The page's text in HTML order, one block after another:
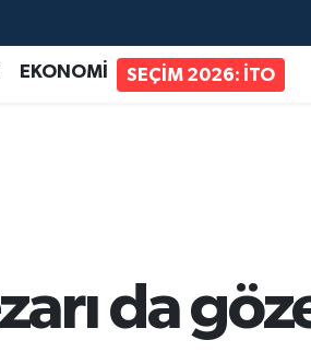
EKONOMİ SEÇİM 2026: İTO
da